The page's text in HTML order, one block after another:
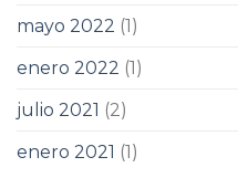
mayo 2022 (1)
enero 2022 (1)
julio 2021 (2)
enero 2021 (1)